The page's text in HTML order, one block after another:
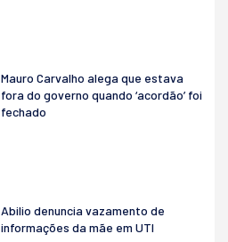
Mauro Carvalho alega que estava
fora do governo quando ‘acordão’ foi
fechado
Abilio denuncia vazamento de
informações da mãe em UTI